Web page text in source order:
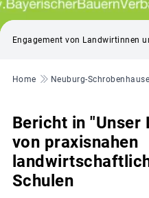
Engagement von Landwirtinnen
Pfadnavigation
Home Neuburg-
Bericht in "Unser
von praxisnahen
Schulen